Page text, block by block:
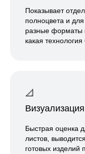
Показывает
полноцвета и для
разные форматы
какая
📐
Быстрая оценка
листов,
готовых